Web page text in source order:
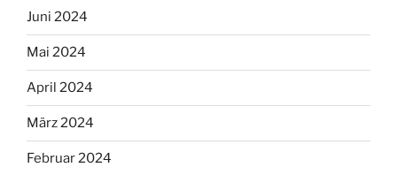
Juni 2024
Mai 2024
April 2024
März 2024
Februar 2024